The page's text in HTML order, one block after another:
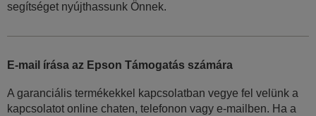
segítséget nyújthassunk Önnek.
E-mail írása az Epson Támogatás számára
A garanciális termékekkel kapcsolatban vegye fel velünk a
kapcsolatot online chaten, telefonon vagy e-mailben. Ha a